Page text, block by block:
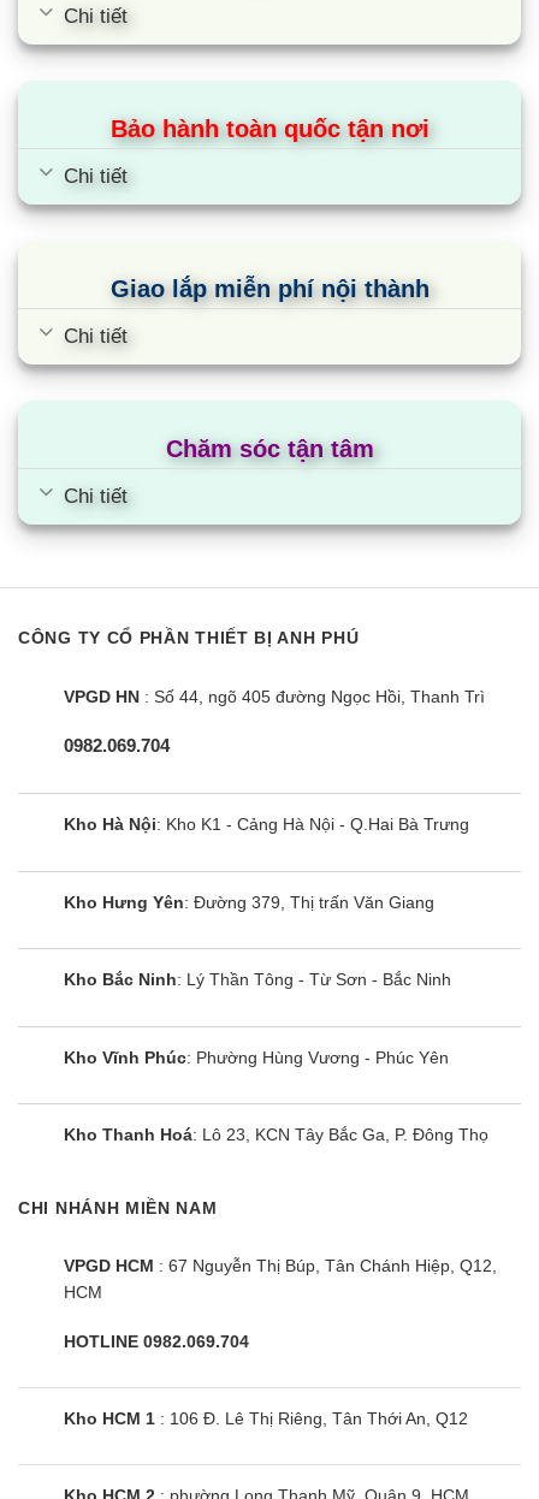
Chi tiết
Bảo hành toàn quốc tận nơi
Chi tiết
Giao lắp miễn phí nội thành
Chi tiết
Chăm sóc tận tâm
Chi tiết
CÔNG TY CỔ PHẦN THIẾT BỊ ANH PHÚ
VPGD HN : Số 44, ngõ 405 đường Ngọc Hồi, Thanh Trì
0982.069.704
Kho Hà Nội: Kho K1 - Cảng Hà Nội - Q.Hai Bà Trưng
Kho Hưng Yên: Đường 379, Thị trấn Văn Giang
Kho Bắc Ninh: Lý Thần Tông - Từ Sơn - Bắc Ninh
Kho Vĩnh Phúc: Phường Hùng Vương - Phúc Yên
Kho Thanh Hoá: Lô 23, KCN Tây Bắc Ga, P. Đông Thọ
CHI NHÁNH MIỀN NAM
VPGD HCM : 67 Nguyễn Thị Búp, Tân Chánh Hiệp, Q12,
HCM
HOTLINE 0982.069.704
Kho HCM 1 : 106 Đ. Lê Thị Riêng, Tân Thới An, Q12